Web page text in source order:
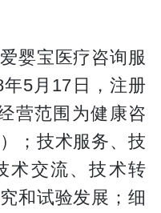
婴宝医疗咨询服
5月17日，注册
营范围为健康咨
；技术服务、技
术交流、技术转
和试验发展；细